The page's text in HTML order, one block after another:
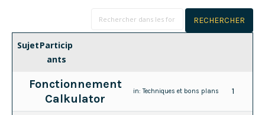
SujetParticip
ants
Fonctionnement
Calkulator
in:Techniques et bons plans 1